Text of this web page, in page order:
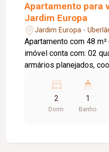
Apartamento para
Jardim Europa
Jardim Europa -
Apartamento com 48 m²
imóvel conta com: 02
armários planejados,
vaga de garagem coberta; Diferenciais: Quarto
casal com armários
gaveteiro; Persianas
2
Dorm.
1
Banho